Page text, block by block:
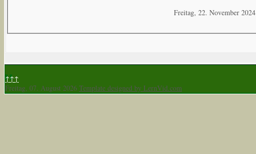
Freitag, 22. November 2024
↑↑↑
Freitag, 07. August 2026 Template designed by LernVid.com